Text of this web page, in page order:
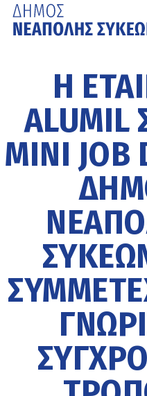
περιεχόμενο
Η
ALUMIL
MINI JOB